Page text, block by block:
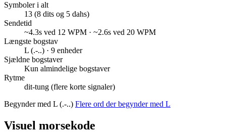
Symboler i alt
13 (8 dits og 5 dahs)
Sendetid
~4.3s ved 12 WPM · ~2.6s ved 20 WPM
Længste bogstav
L (.-..) · 9 enheder
Sjældne bogstaver
Kun almindelige bogstaver
Rytme
dit-tung (flere korte signaler)
Begynder med L (.-..) Flere ord der begynder med L
Visuel morsekode